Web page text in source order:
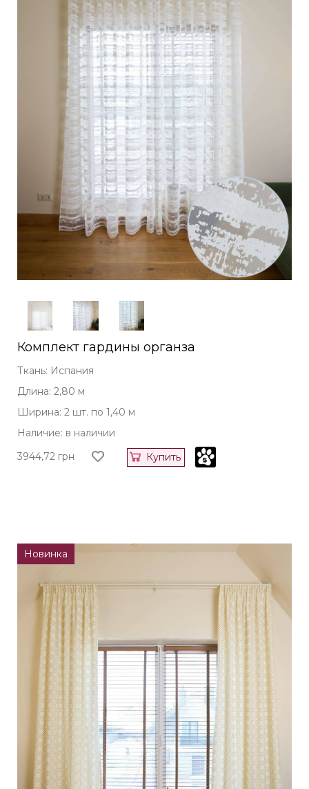
Комплект гардины органза
Ткань: Испания
Длина: 2,80 м
Ширина: 2 шт. по 1,40 м
Наличие: в наличии
3944,72 грн Купить
Новинка